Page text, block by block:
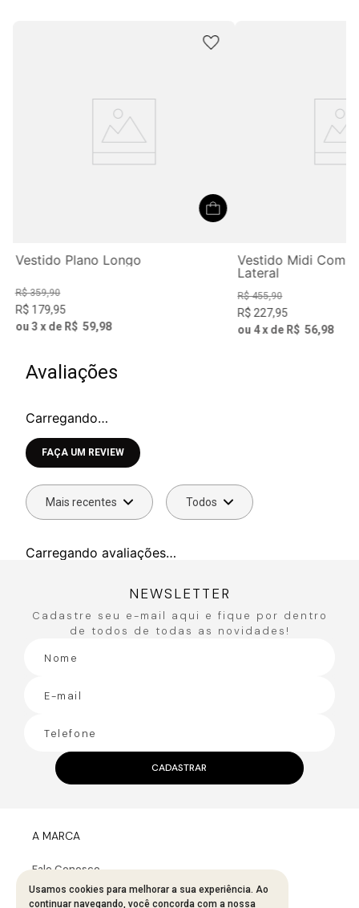
Vestido Plano Longo
R$ 359,90
R$ 179,95
ou3x de R$ 59,98
Vestido Midi Com
Lateral
R$ 455,90
R$ 227,95
ou 4x de R$ 56,98
Avaliações
Carregando…
Faça login para escrever uma avaliação.
Mais recentes Todos
Carregando avaliações…
Usamos cookies para melhorar a sua experiência. Ao
continuar navegando, você concorda com a nossa
NEWSLETTER
Cadastre seu e-mail aqui e fique por dentro
de todos de todas as novidades!
CADASTRAR
A MARCA
Fale Conosco
Sobre A Bana Bana